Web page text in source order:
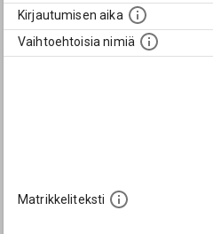
Kirjautumisen aika
Vaihtoehtoisia nimiä
Matrikkeliteksti